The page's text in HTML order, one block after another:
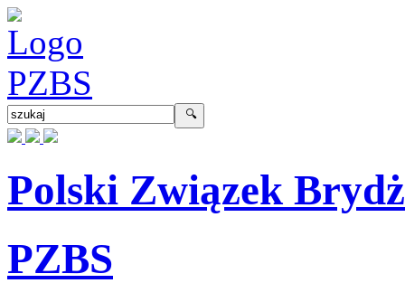
Polski Związek
PZBS